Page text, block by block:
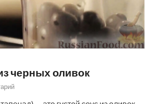
черных оливок